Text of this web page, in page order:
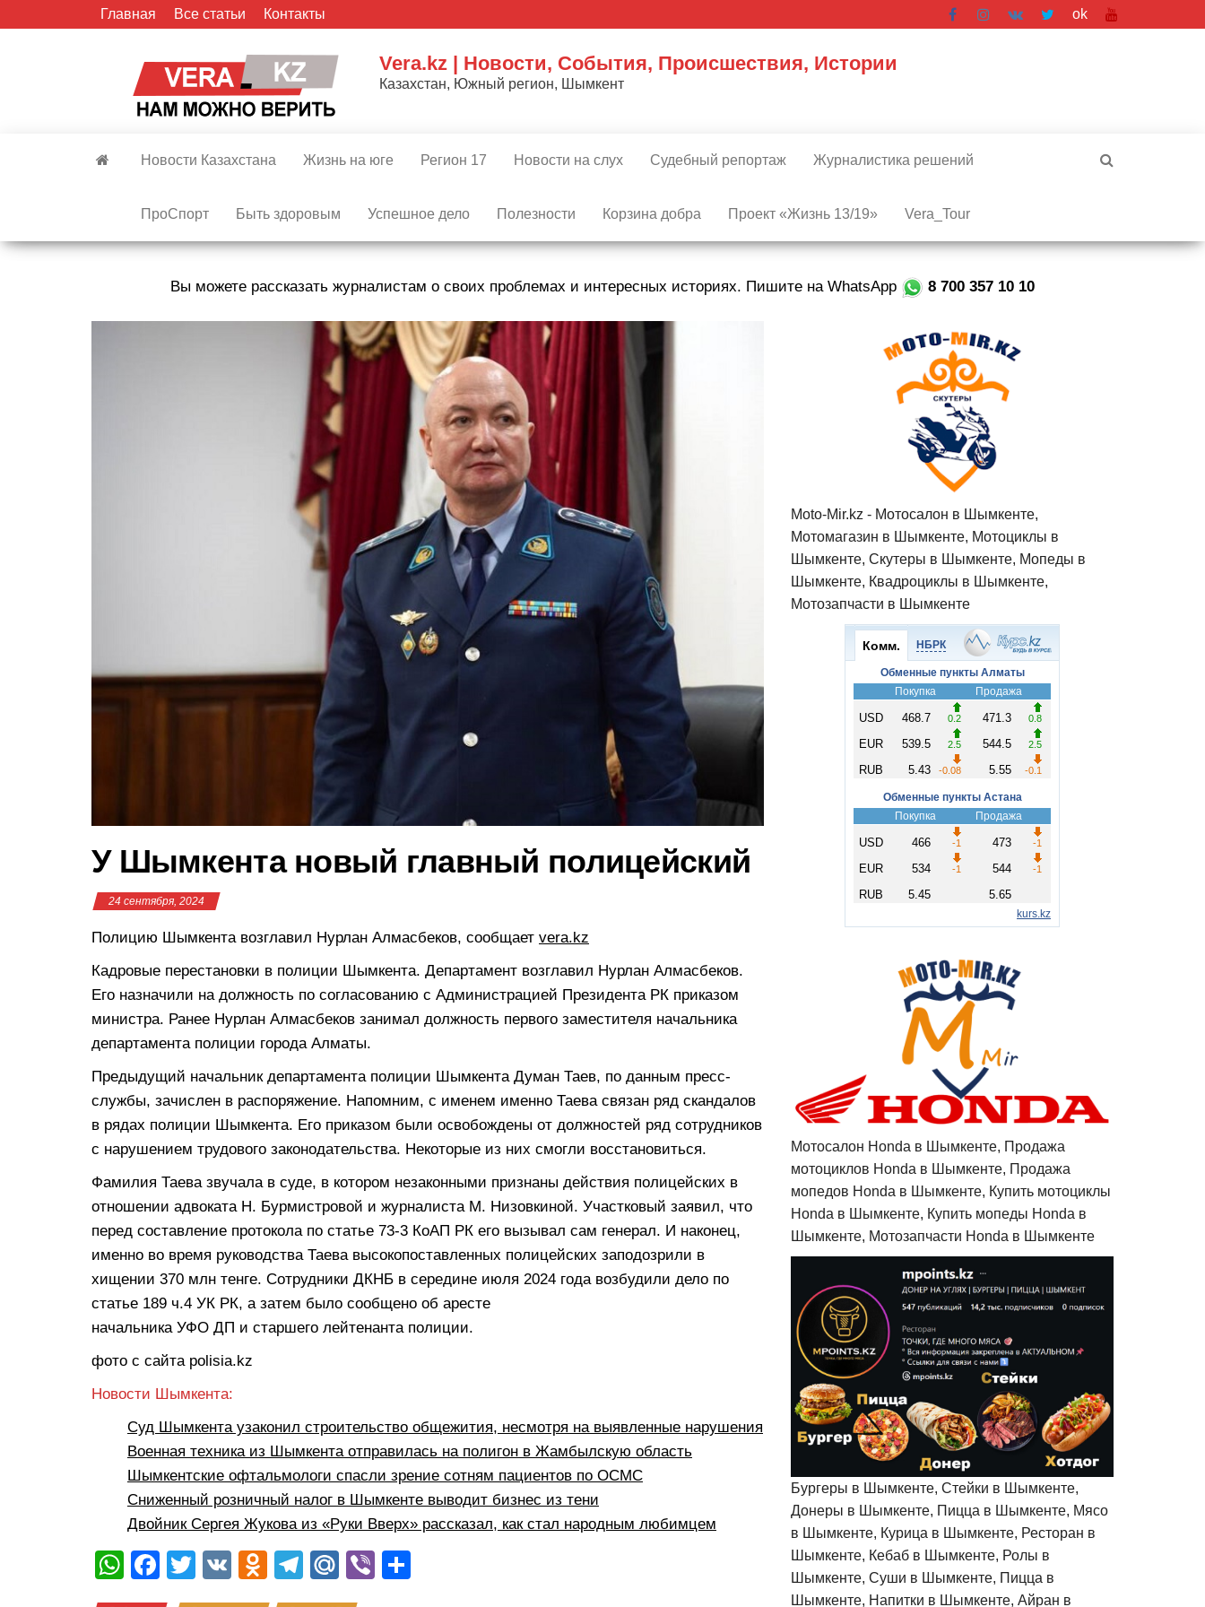
Главная Все статьи Контакты ok
Vera.kz | Новости, События, Происшествия, Истории
Казахстан, Южный регион, Шымкент
Новости Казахстана Жизнь на юге Регион 17 Новости на слух Судебный репортаж Журналистика решений
ПроСпорт Быть здоровым Успешное дело Полезности Корзина добра Проект «Жизнь 13/19» Vera_Tour
Вы можете рассказать журналистам о своих проблемах и интересных историях. Пишите на WhatsApp 8 700 357 10 10
У Шымкента новый главный полицейский
24 сентября, 2024
Полицию Шымкента возглавил Нурлан Алмасбеков, сообщает vera.kz
Кадровые перестановки в полиции Шымкента. Департамент возглавил Нурлан Алмасбеков.
Его назначили на должность по согласованию с Администрацией Президента РК приказом
министра. Ранее Нурлан Алмасбеков занимал должность первого заместителя начальника
департамента полиции города Алматы.
Предыдущий начальник департамента полиции Шымкента Думан Таев, по данным пресс-
службы, зачислен в распоряжение. Напомним, с именем именно Таева связан ряд скандалов
в рядах полиции Шымкента. Его приказом были освобождены от должностей ряд сотрудников
с нарушением трудового законодательства. Некоторые из них смогли восстановиться.
Фамилия Таева звучала в суде, в котором незаконными признаны действия полицейских в
отношении адвоката Н. Бурмистровой и журналиста М. Низовкиной. Участковый заявил, что
перед составление протокола по статье 73-3 КоАП РК его вызывал сам генерал. И наконец,
именно во время руководства Таева высокопоставленных полицейских заподозрили в
хищении 370 млн тенге. Сотрудники ДКНБ в середине июля 2024 года возбудили дело по
статье 189 ч.4 УК РК, а затем было сообщено об аресте
начальника УФО ДП и старшего лейтенанта полиции.
фото с сайта polisia.kz
Новости Шымкента:
Суд Шымкента узаконил строительство общежития, несмотря на выявленные нарушения
Военная техника из Шымкента отправилась на полигон в Жамбылскую область
Шымкентские офтальмологи спасли зрение сотням пациентов по ОСМС
Сниженный розничный налог в Шымкенте выводит бизнес из тени
Двойник Сергея Жукова из «Руки Вверх» рассказал, как стал народным любимцем
W F
T
V
O
T
M Vi
Moto-Mir.kz - Мотосалон в Шымкенте,
Мотомагазин в Шымкенте, Мотоциклы в
Шымкенте, Скутеры в Шымкенте, Мопеды в
Шымкенте, Квадроциклы в Шымкенте,
Мотозапчасти в Шымкенте
Мотосалон Honda в Шымкенте, Продажа
мотоциклов Honda в Шымкенте, Продажа
мопедов Honda в Шымкенте, Купить мотоциклы
Honda в Шымкенте, Купить мопеды Honda в
Шымкенте, Мотозапчасти Honda в Шымкенте
Бургеры в Шымкенте, Стейки в Шымкенте,
Донеры в Шымкенте, Пицца в Шымкенте, Мясо
в Шымкенте, Курица в Шымкенте, Ресторан в
Шымкенте, Кебаб в Шымкенте, Ролы в
Шымкенте, Суши в Шымкенте, Пицца в
Шымкенте, Напитки в Шымкенте, Айран в